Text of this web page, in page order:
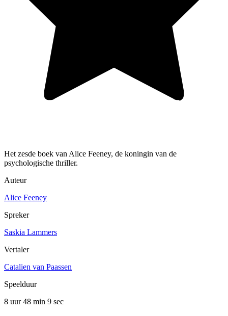
Het zesde boek van Alice Feeney, de koningin van de
psychologische thriller.
Auteur
Alice Feeney
Spreker
Saskia Lammers
Vertaler
Catalien van Paassen
Speelduur
8 uur 48 min 9 sec